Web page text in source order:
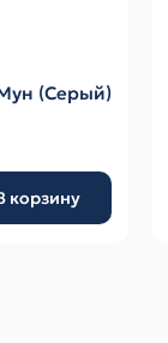
(Серый)
корзину